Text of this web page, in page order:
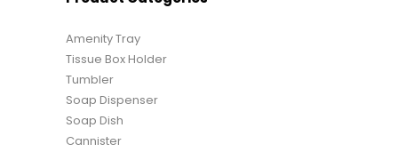
Amenity Tray
Tissue Box Holder
Tumbler
Soap Dispenser
Soap Dish
Cannister